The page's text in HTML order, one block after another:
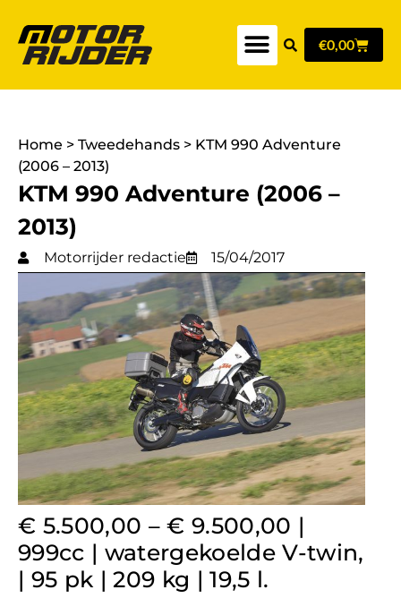
€0,00
Home > Tweedehands > KTM 990 Adventure
(2006 – 2013)
KTM 990 Adventure (2006 –
2013)
Motorrijder redactie 15/04/2017
€ 5.500,00 – € 9.500,00 |
999cc | watergekoelde V-twin,
| 95 pk | 209 kg | 19,5 l.